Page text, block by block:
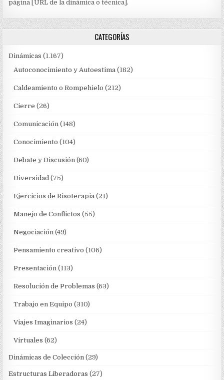
página [URL de la dinámica o técnica].
CATEGORÍAS
Dinámicas (1.167)
Autoconocimiento y Autoestima (182)
Caldeamiento o Rompehielo (212)
Cierre (26)
Comunicación (148)
Conocimiento (104)
Debate y Discusión (60)
Diversidad (75)
Ejercicios de Risoterapia (21)
Manejo de Conflictos (55)
Negociación (49)
Pensamiento creativo (106)
Presentación (113)
Resolución de Problemas (63)
Trabajo en Equipo (310)
Viajes Imaginarios (24)
Virtuales (62)
Dinámicas de Colección (29)
Estructuras Liberadoras (27)